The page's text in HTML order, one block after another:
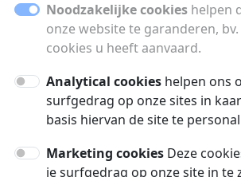
en informatie over
behandeling van
in oog met de
Noodzakelijke cookies helpen
onze website te garanderen,
cookies u heeft aanvaard.
Analytical cookies helpen ons
surfgedrag op onze sites in
basis hiervan de site te
Marketing cookies Deze
je surfgedrag op onze site in te